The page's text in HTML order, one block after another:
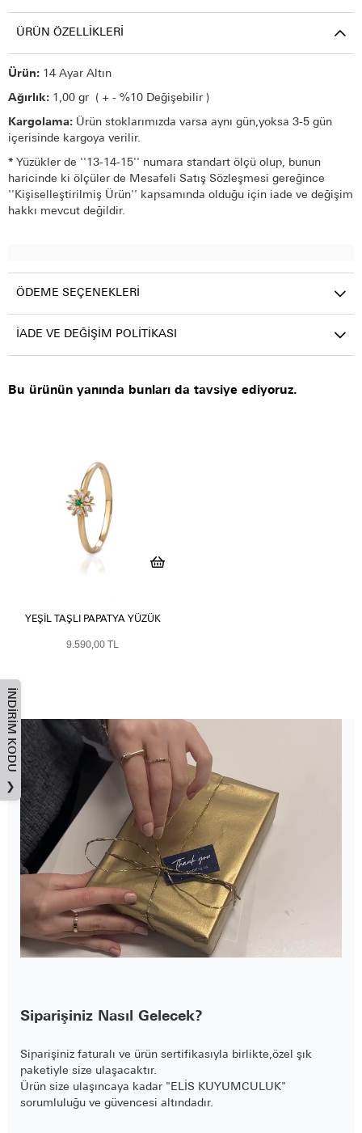
ÜRÜN ÖZELLIKLERI
Ürün: 14 Ayar Altın
Ağırlık: 1,00 gr ( + - %10 Değişebilir )
Kargolama: Ürün stoklarımızda varsa aynı gün,yoksa 3-5 gün
içerisinde kargoya verilir.
* Yüzükler de ''13-14-15'' numara standart ölçü olup, bunun
haricinde ki ölçüler de Mesafeli Satış Sözleşmesi gereğince
''Kişiselleştirilmiş Ürün'' kapsamında olduğu için iade ve değişim
hakkı mevcut değildir.
ÖDEME SEÇENEKLERI
İADE VE DEĞIŞIM POLITIKASI
Bu ürünün yanında bunları da tavsiye ediyoruz.
YEŞIL TAŞLI PAPATYA YÜZÜK
9.590,00 TL
Siparişiniz Nasıl Gelecek?
Siparişiniz faturalı ve ürün sertifikasıyla birlikte,özel şık
paketiyle size ulaşacaktır.
Ürün size ulaşıncaya kadar "ELİS KUYUMCULUK"
sorumluluğu ve güvencesi altındadır.
İNDIRIM KODU
❯